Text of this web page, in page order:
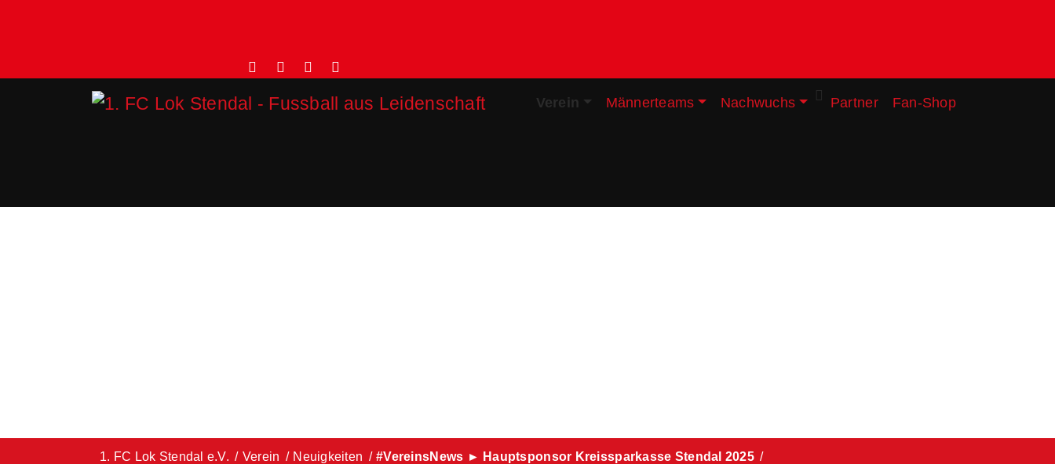
Verein Männerteams Nachwuchs Partner Fan-Shop
1. FC Lok Stendal e.V. Verein Neuigkeiten #VereinsNews ► Hauptsponsor Kreissparkasse Stendal 2025